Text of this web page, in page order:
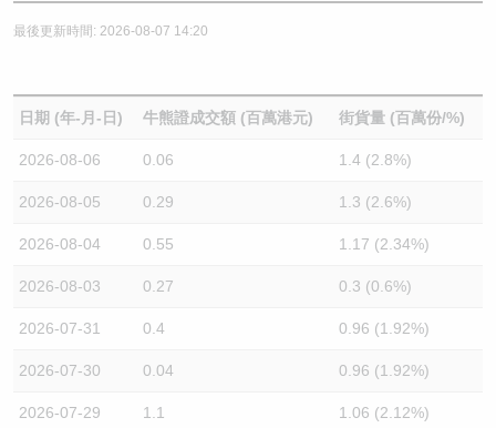
最後更新時間: 2026-08-07 14:20
日期 (年-月-日) 牛熊證成交額 (百萬港元) 街貨量 (百萬份/%)
2026-08-06 0.06 1.4 (2.8%)
2026-08-05 0.29 1.3 (2.6%)
2026-08-04 0.55 1.17 (2.34%)
2026-08-03 0.27 0.3 (0.6%)
2026-07-31 0.4 0.96 (1.92%)
2026-07-30 0.04 0.96 (1.92%)
2026-07-29 1.1 1.06 (2.12%)